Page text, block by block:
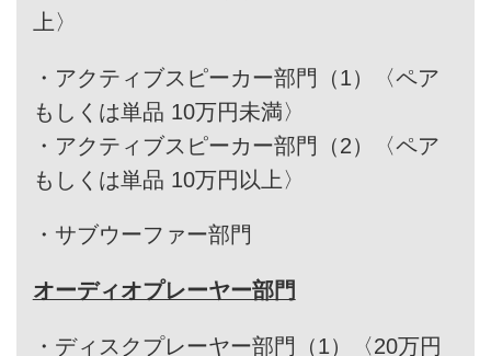
上〉
・ アクティブスピーカー部門（1）〈ペア
もしくは単品 10万円未満〉
・ アクティブスピーカー部門（2）〈ペア
もしくは単品 10万円以上〉
・ サブウーファー部門
オーディオプレーヤー部門
・ ディスクプレーヤー部門（1）〈20万円